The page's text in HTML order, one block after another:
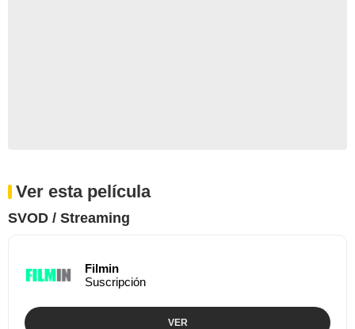
Ver esta película
SVOD / Streaming
Filmin
Suscripción
VER